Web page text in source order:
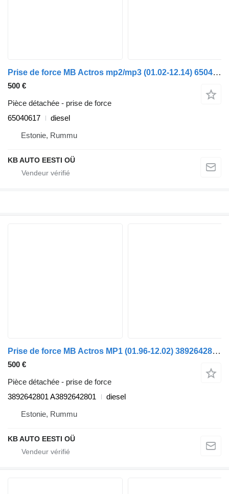
Prise de force MB Actros mp2/mp3 (01.02-12.14) 65040617 pour camion Mercedes-Benz Actros, Axor MP1, MP2, MP3 (1996-2014)
500 €
Pièce détachée - prise de force
65040617
diesel
Estonie, Rummu
KB AUTO EESTI OÜ
Prise de force MB Actros MP1 (01.96-12.02) 3892642801 pour camion Mercedes-Benz Actros, Axor MP1, MP2, MP3 (1996-2014)
500 €
Pièce détachée - prise de force
3892642801 A3892642801
diesel
Estonie, Rummu
KB AUTO EESTI OÜ